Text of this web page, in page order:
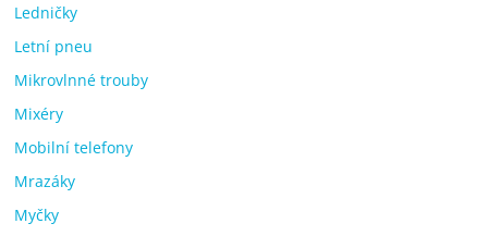
Ledničky
Letní pneu
Mikrovlnné trouby
Mixéry
Mobilní telefony
Mrazáky
Myčky